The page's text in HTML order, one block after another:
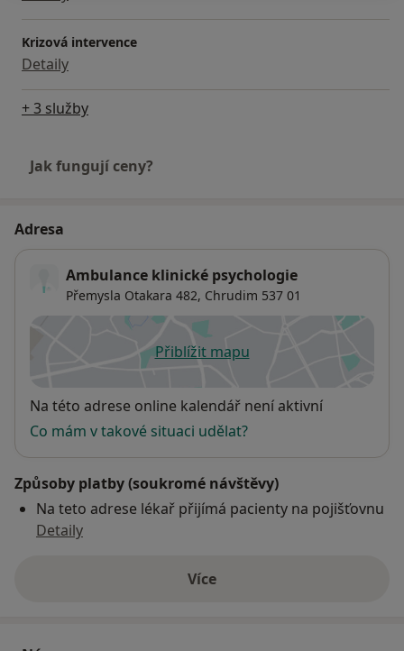
Krizová intervence
Detaily
+ 3 služby
Jak fungují ceny?
Adresa
Ambulance klinické psychologie
Přemysla Otakara 482, Chrudim 537 01
Přiblížit mapuse otevře v nové záložce
Dostupnost
Na této adrese online kalendář není aktivní
Co mám v takové situaci udělat?
Způsoby platby (soukromé návštěvy)
Na teto adrese lékař přijímá pacienty na pojišťovnu
Detaily
Víceo adrese